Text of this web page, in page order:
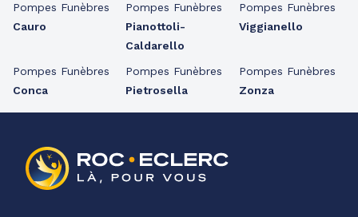
Pompes Funèbres
Cauro
Pompes Funèbres
Conca
Pompes Funèbres
Pianottoli-
Caldarello
Pompes Funèbres
Pietrosella
Pompes Funèbres
Viggianello
Pompes Funèbres
Zonza